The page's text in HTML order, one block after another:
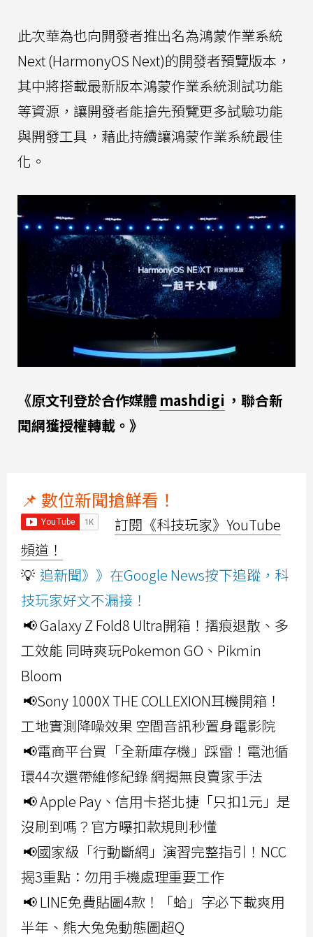
此次華為也向開發者推出名為鴻蒙作業系統
Next (HarmonyOS Next)的開發者預覽版本，
其中將搭載最新版本鴻蒙作業系統測試功能
等資源，讓開發者能搶先預覽更多試驗功能
與開發工具，藉此持續讓鴻蒙作業系統最佳
化。
《原文刊登於合作媒體 mashdigi ，聯合新
聞網獲授權轉載。》
📌 數位新聞搶鮮看！
訂閱《科技玩家》YouTube
頻道！
💡 追新聞》》在Google News按下追蹤，科
技玩家好文不漏接！
📢 Galaxy Z Fold8 Ultra開箱！摺痕退散、多
工效能 同時爽玩Pokemon GO、Pikmin
Bloom
📢Sony 1000X THE COLLEXION耳機開箱！
工地實測降噪效果 空間音訊秒置身電影院
📢電商平台買「全新庫存機」踩雷！電池循
環44次還帶維修紀錄 網揭無良賣家手法
📢 Apple Pay、信用卡搭北捷「只扣1元」是
沒刷到嗎？官方曝扣款規則秒懂
📢國家級「行動斷網」演習完整指引！NCC
揭3重點：勿用手機處理重要工作
📢 LINE免費貼圖4款！「蛤」字必下載爽用
半年、熊大兔兔動態圖超Q